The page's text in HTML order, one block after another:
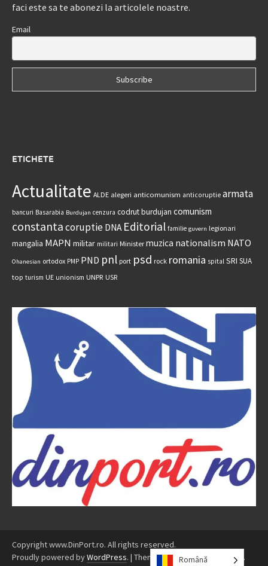
faci este sa te abonezi la articolele noastre.
Email
ETICHETE
Actualitate ALDE alegeri anticomunism anticoruptie armata
bancuri Basarabia Burdujan cenzura codrut burdujan comunism
constantacoruptie DNA Editorial familie guvern legionari
mangalia MAPN militar militari Minister muzica nationalism NATO
Ohanesian ortodox PMP PND pnl port psd rock romania spital SRI SUA
top turism UE unionism UNPR USR
Copyright www.DinPort.ro. All rights reserved.
Proudly powered byWordPress. | Theme: Awaken byThemezHut .
Română